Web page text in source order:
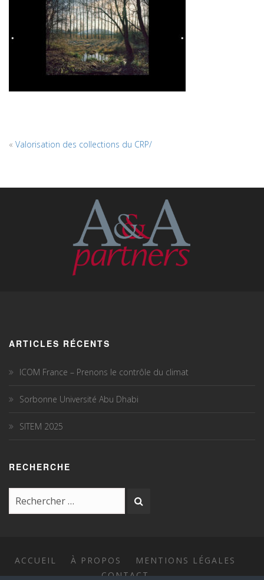
« Valorisation des collections du CRP/
ARTICLES RÉCENTS
ICOM France – Prenons le contrôle du climat
Sorbonne Université Abu Dhabi
SITEM 2025
RECHERCHE
ACCUEIL À PROPOS
MENTIONS LÉGALES
CONTACT